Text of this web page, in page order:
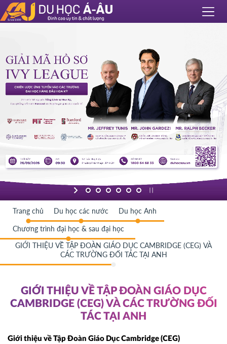
Trang chủ Du học các nước Du học Anh
Chương trình đại học & sau đại học
GIỚI THIỆU VỀ TẬP ĐOÀN GIÁO DỤC CAMBRIDGE (CEG) VÀ
CÁC TRƯỜNG ĐỐI TÁC TẠI ANH
GIỚI THIỆU VỀ TẬP ĐOÀN GIÁO DỤC
CAMBRIDGE (CEG) VÀ CÁC TRƯỜNG ĐỐI
TÁC TẠI ANH
Giới thiệu về Tập Đoàn Giáo Dục Cambridge (CEG)